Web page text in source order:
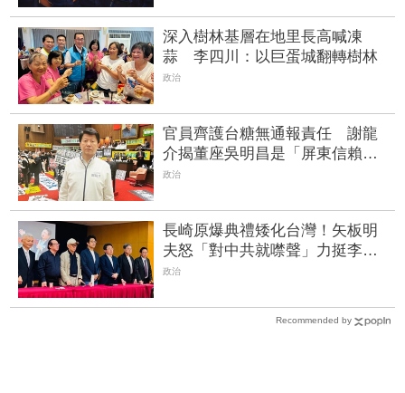
深入樹林基層在地里長高喊凍
蒜 李四川：以巨蛋城翻轉樹林
政治
官員齊護台糖無通報責任 謝龍
介揭董座吳明昌是「屏東信賴之
友」國營事業變「派系報恩工
政治
長崎原爆典禮矮化台灣！矢板明
夫怒「對中共就噤聲」力挺李逸
洋：國家尊嚴問題
政治
Recommended by